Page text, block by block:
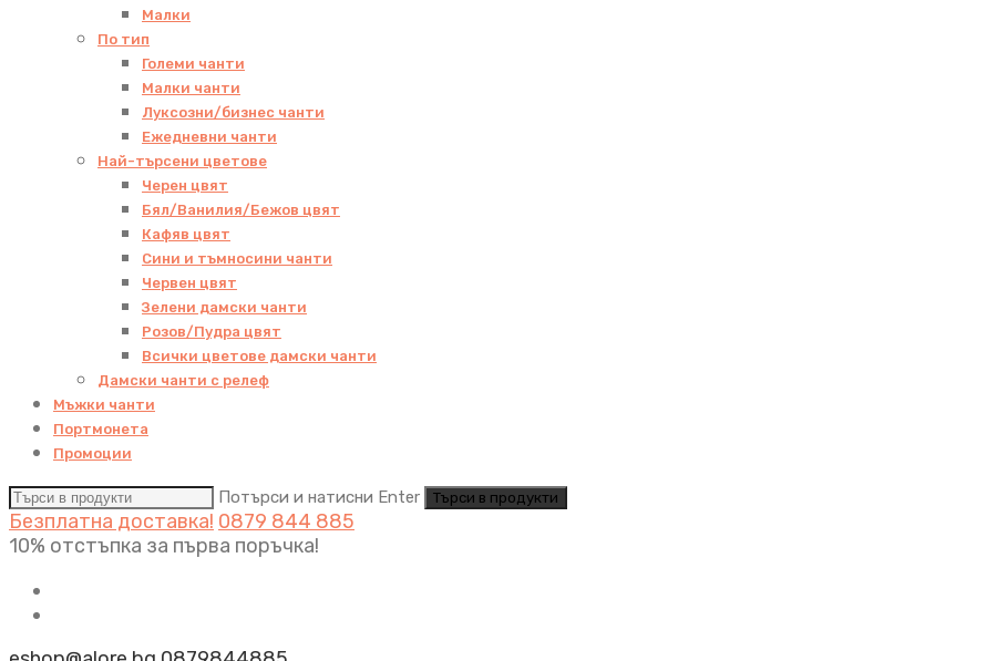
Малки
По тип
Големи чанти
Малки чанти
Луксозни/бизнес чанти
Ежедневни чанти
Най-търсени цветове
Черен цвят
Бял/Ванилия/Бежов цвят
Кафяв цвят
Сини и тъмносини чанти
Червен цвят
Зелени дамски чанти
Розов/Пудра цвят
Всички цветове дамски чанти
Дамски чанти с релеф
Мъжки чанти
Портмонета
Промоции
Потърси и натисни Enter
Безплатна доставка! 0879 844 885
10% отстъпка за първа поръчка!